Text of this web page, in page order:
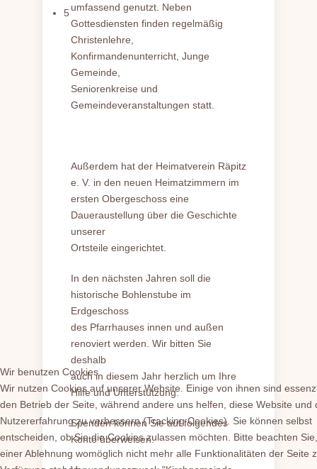
5umfassend genutzt. Neben
Gottesdiensten finden regelmäßig
Christenlehre,
Konfirmandenunterricht, Junge
Gemeinde,
Seniorenkreise und
Gemeindeveranstaltungen statt.
Außerdem hat der Heimatverein Räpitz
e. V. in den neuen Heimatzimmern im
ersten Obergeschoss eine
Daueraustellung über die Geschichte
unserer
Ortsteile eingerichtet.
In den nächsten Jahren soll die
historische Bohlenstube im
Erdgeschoss
des Pfarrhauses innen und außen
renoviert werden. Wir bitten Sie
deshalb
auch in diesem Jahr herzlich um Ihre
Hilfe und Unterstützung.
Spenden können Sie auf folgendes
Konto überweisen:
Wir benutzen Cookies
Wir nutzen Cookies auf unserer Website. Einige von ihnen sind
den Betrieb der Seite, während andere uns helfen, diese Website und
Nutzererfahrung zu verbessern (Tracking Cookies). Sie können selbst
entscheiden, ob Sie die Cookies zulassen möchten. Bitte beachten
einer Ablehnung womöglich nicht mehr alle Funktionalitäten der Seite